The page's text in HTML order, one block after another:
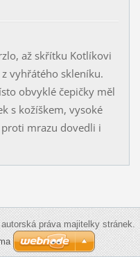
až skřítku Kotlíkovi
vyhřátého skleníku.
obvyklé čepičky měl
s kožíškem, vysoké
mrazu dovedli i
práva majitelky stránek.